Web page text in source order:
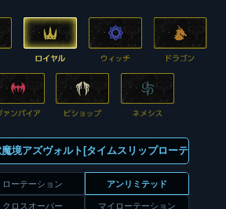
ローテーション アンリミテッド
クロスオーバー マイローテーション